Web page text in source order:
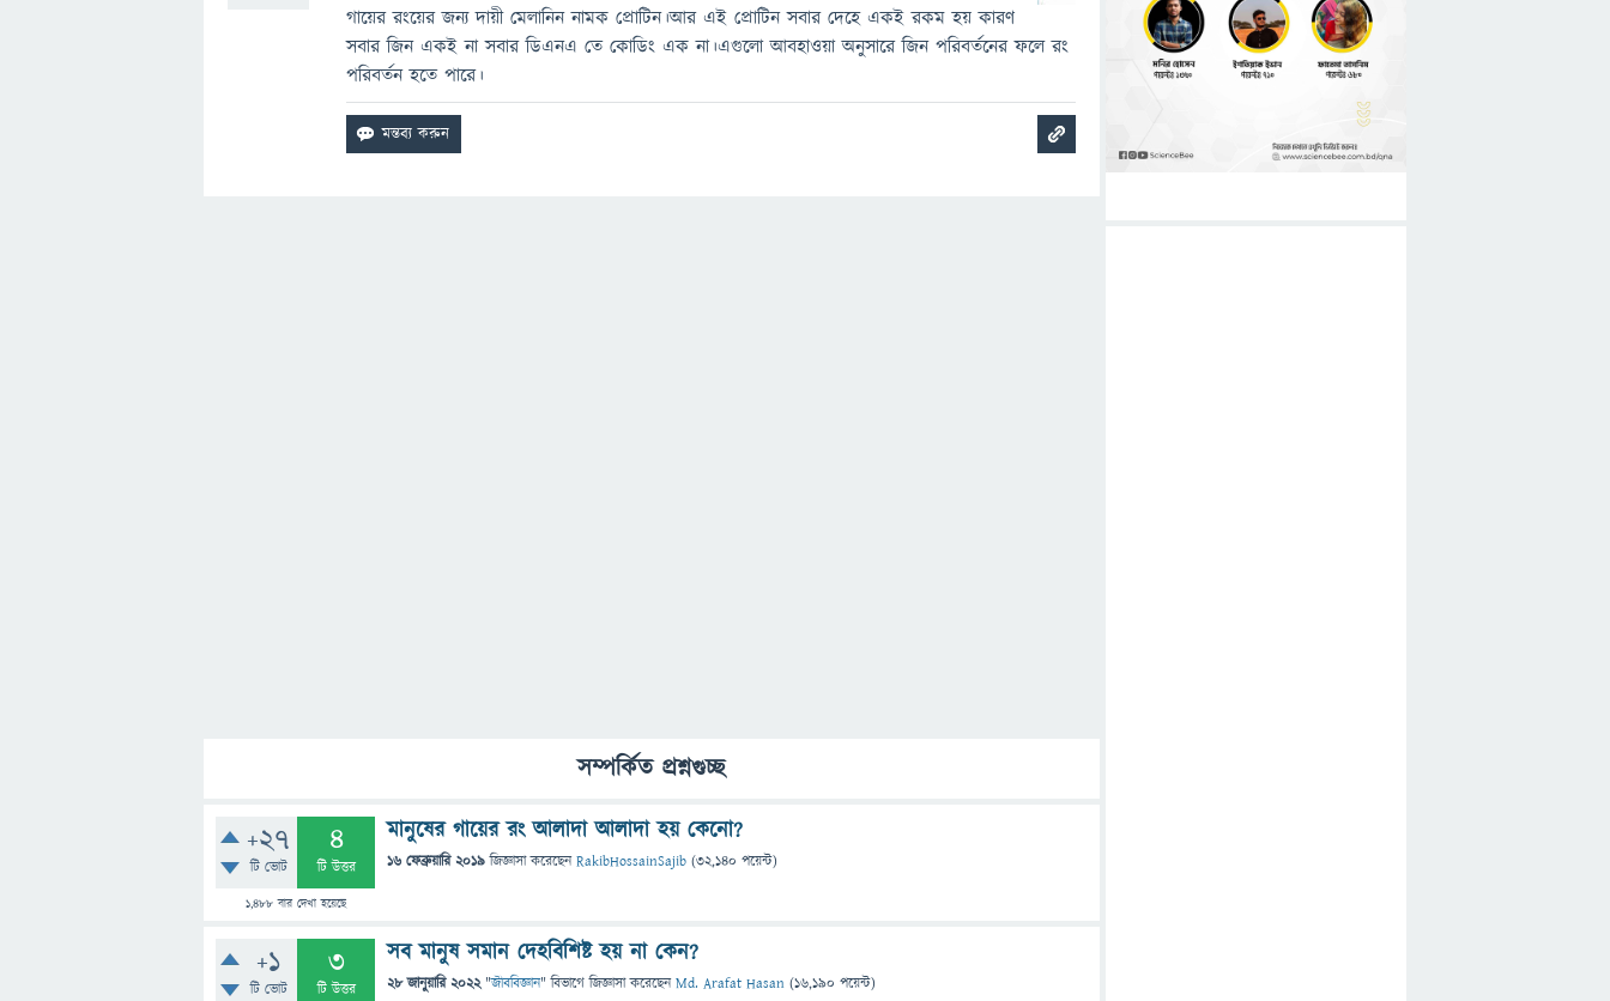
গায়ের রংয়ের জন্য দায়ী মেলানিন নামক প্রোটিন।আর এই প্রোটিন সবার দেহে একই রকম হয় কারণ
সবার জিন একই না সবার ডিএনএ তে কোডিং এক না।এগুলো আবহাওয়া অনুসারে জিন পরিবর্তনের ফলে রং
পরিবর্তন হতে পারে।
সম্পর্কিত প্রশ্নগুচ্ছ
+27
টি ভোট
4
টি উত্তর
1,488বার দেখা হয়েছে
মানুষের গায়ের রং আলাদা আলাদা হয় কেনো?
16 ফেব্রুয়ারি 2019 জিজ্ঞাসাকরেছেনRakibHossainSajib (32,140 পয়েন্ট)
+1
টি ভোট
3
টি উত্তর
সব মানুষ সমান দেহবিশিষ্ট হয় না কেন?
28 জানুয়ারি 2022 "জীববিজ্ঞান" বিভাগে জিজ্ঞাসাকরেছেনMd. Arafat Hasan (16,190 পয়েন্ট)